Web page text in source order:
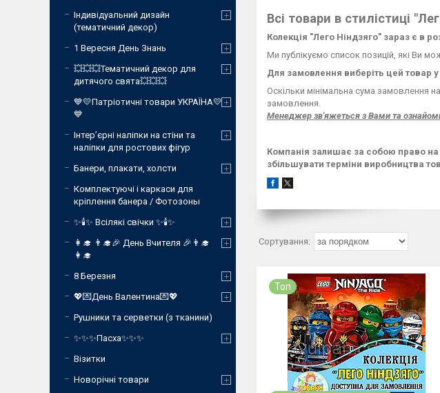
Всі товари в стилістиці
Колекція "Лего Ніндзяго" зараз є в
Ми публікуємо список позицій, які Ви
Для замовлення виберіть цей товар
Оскільки мінімальна сума замовлення
замовлення.
Менеджер зв'яжеться з Вами та
Компанія залишає за собою право на
збільшувати терміни виробництва
Топ
Індивідуальний дизайн
(тематичний декор)
1 Вересня День Знань
💥💥💥Тематичний декор для
дитячого свята💥💥💥
💙💛Патріотичні товари УКРАЇНА💛
💙
Інтер’єрні наліпки на стіни та
наліпки для ростових фігур
Банери, плакати, холсти
Комплектуючі і каркаси для
кріплення банера / Фотозоны
✨🕯️✨ Всілякі свічки ✨🕯️✨
👩‍🎓 👨‍🎓🎉 День Вчителя 🎉👨‍🎓
👩‍🎓
8 Березня
💖💌День Валентина💌💖
Рушники та серветки (з тканини)
✨✨✨Пасха✨✨✨
Візитки
Новорічні товари